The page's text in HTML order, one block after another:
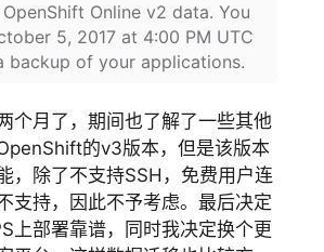
Online v2 data. You
5, 2017 at 4:00 PM UTC
backup of your applications.
个月了，期间也了解了一些其他
的v3版本，但是该版本
，除了不支持SSH，免费用户连
支持，因此不予考虑。最后决定
上部署靠谱，同时我决定换个更